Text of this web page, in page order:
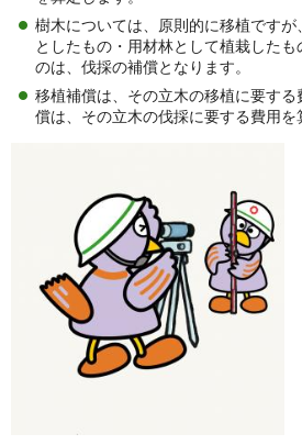
樹木については、原則的に移植です
としたもの・用材林として植栽した
のは、伐採の補償となります。
移植補償は、その立木の移植に要す
償は、その立木の伐採に要する費用を